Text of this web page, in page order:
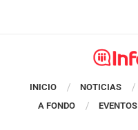
INICIO NOTICIAS
A FONDO
EVENTOS